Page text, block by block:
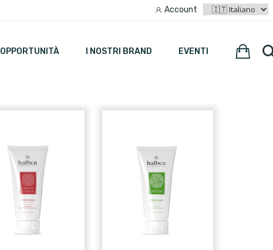
Account
OPPORTUNITÀ I NOSTRI BRAND EVENTI